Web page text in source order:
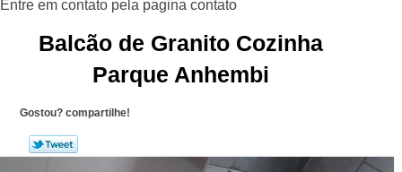
Balcão de Granito Cozinha
Parque Anhembi
Gostou? compartilhe!